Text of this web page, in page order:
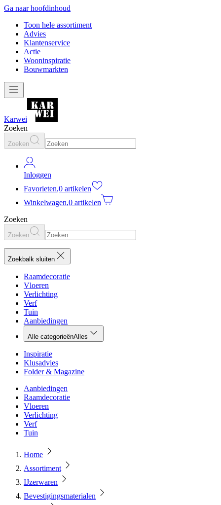
Ga naar hoofdinhoud
Toon hele assortiment
Advies
Klantenservice
Actie
Wooninspiratie
Bouwmarkten
Karwei
Zoeken
Zoeken
Inloggen
Favorieten,0 artikelen
Winkelwagen,0 artikelen
Zoeken
Zoeken
Zoekbalk sluiten
Raamdecoratie
Vloeren
Verlichting
Verf
Tuin
Aanbiedingen
Alle categorieënAlles
Inspiratie
Klusadvies
Folder & Magazine
Aanbiedingen
Raamdecoratie
Vloeren
Verlichting
Verf
Tuin
Home
Assortiment
IJzerwaren
Bevestigingsmaterialen